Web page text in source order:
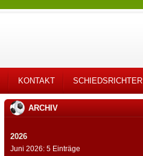
KONTAKT SCHIEDSRICHTER
ARCHIV
2026
Juni 2026: 5 Einträge